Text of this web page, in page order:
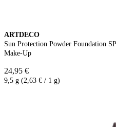
ARTDECO
Sun Protection Powder Foundation
Make-Up
24,95 €
9,5 g (2,63 € / 1 g)